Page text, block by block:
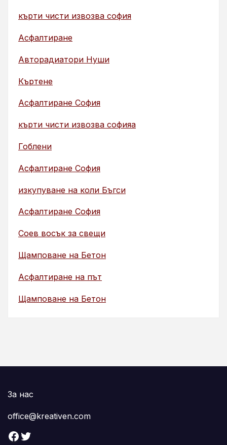
кърти чисти извозва софия
Асфалтиране
Авторадиатори Нуши
Къртене
Асфалтиране София
кърти чисти извозва софияа
Гоблени
Асфалтиране София
изкупуване на коли Бъгси
Асфалтиране София
Соев восък за свещи
Щамповане на Бетон
Асфалтиране на път
Щамповане на Бетон
За нас
office@kreativen.com
Facebook Twitter